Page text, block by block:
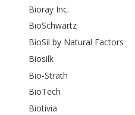
Bioray Inc.
BioSchwartz
BioSil by Natural Factors
Biosilk
Bio-Strath
BioTech
Biotivia